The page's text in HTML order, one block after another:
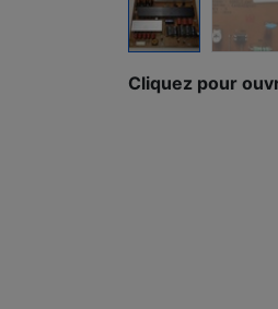
Cliquez pour